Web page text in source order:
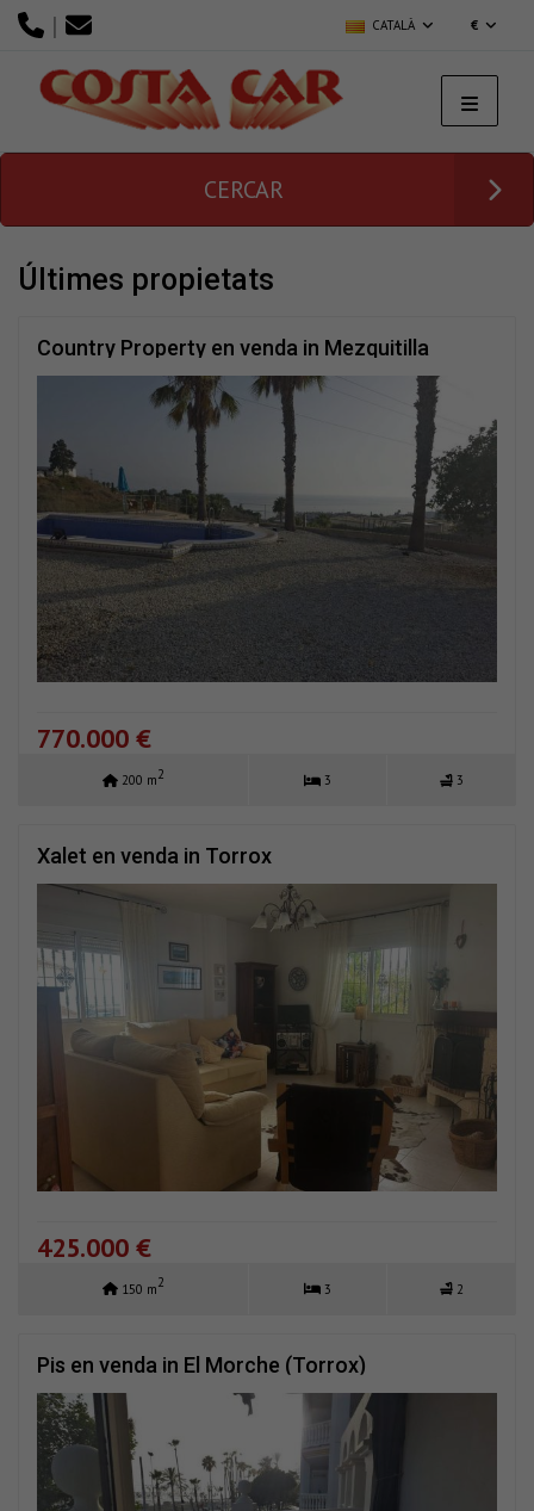
| CATALÀ €
CERCAR
últimes propietats
Country Property en venda in Mezquitilla
770.000 €
200 m2 3 3
Xalet en venda in Torrox
425.000 €
150 m2 3 2
Pis en venda in El Morche (Torrox)